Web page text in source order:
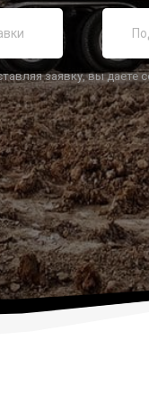
заявку, вы даете